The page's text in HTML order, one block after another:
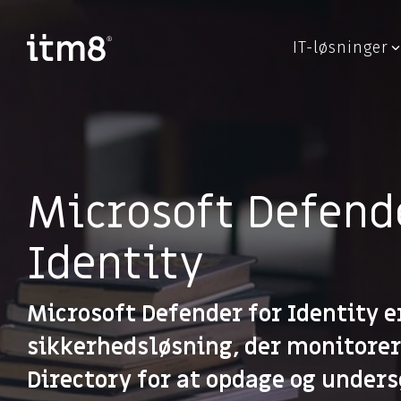
indhold
IT-løsninger
Økonomisystem (ERP)
Customer Engagement (CRM)
Business Intelligence
Cloud applikationer
Modern Workplace
Application Services
Cyber
Incident
Er du
Microsoft
Identity
Microsoft Defender for Identity
sikkerhedsløsning, der
Directory for at opdage og